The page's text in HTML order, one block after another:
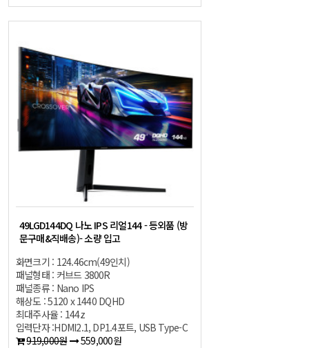
49LGD144DQ 나노 IPS 리얼144 - 등외품 (방
문구매&직배송)- 소량 입고
화면크기 : 124.46cm(49인치)
패널형태 : 커브드 3800R
패널종류 : Nano IPS
해상도 : 5120 x 1440 DQHD
최대주사율 : 144z
입력단자 :HDMI2.1, DP1.4포트, USB Type-C
919,000원
559,000원